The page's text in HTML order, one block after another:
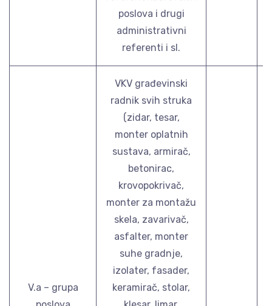
poslova i drugi
administrativni
referenti i sl.
V.a – grupa
VKV građevinski
radnik svih struka
(zidar, tesar,
monter oplatnih
sustava, armirač,
betonirac,
krovopokrivač,
monter za montažu
skela, zavarivač,
asfalter, monter
suhe gradnje,
izolater, fasader,
keramirač, stolar,